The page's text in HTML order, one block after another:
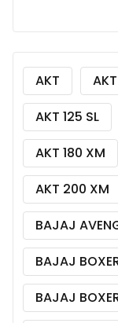
AKT
AKT 125 SL
AKT 180 XM
AKT 200 XM
BAJAJ
BAJAJ
BAJAJ